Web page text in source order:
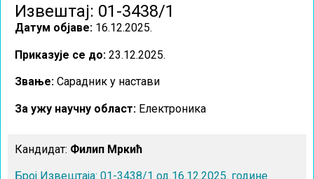
Извештај: 01-3438/1
Датум објаве: 16.12.2025.
Приказује се до: 23.12.2025.
Звање: Сарадник у настави
За ужу научну област: Електроника
Кандидат: Филип Мркић
Број Извештаја: 01-3438/1 од 16.12.2025. године